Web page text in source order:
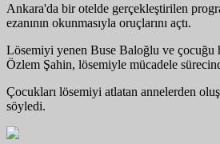
Ankara'da bir otelde gerçekleştirilen
ezanının okunmasıyla oruçlarını açtı.
Lösemiyi yenen Buse Baloğlu ve çocuğu
Özlem Şahin, lösemiyle mücadele
Çocukları lösemiyi atlatan annelerden
söyledi.